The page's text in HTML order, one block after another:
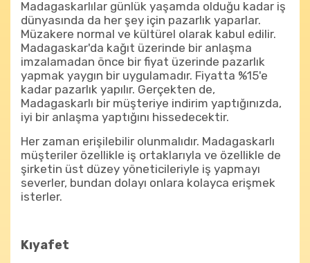
Madagaskarlılar günlük yaşamda olduğu kadar iş
dünyasında da her şey için pazarlık yaparlar.
Müzakere normal ve kültürel olarak kabul edilir.
Madagaskar'da kağıt üzerinde bir anlaşma
imzalamadan önce bir fiyat üzerinde pazarlık
yapmak yaygın bir uygulamadır. Fiyatta %15'e
kadar pazarlık yapılır. Gerçekten de,
Madagaskarlı bir müşteriye indirim yaptığınızda,
iyi bir anlaşma yaptığını hissedecektir.
Her zaman erişilebilir olunmalıdır. Madagaskarlı
müşteriler özellikle iş ortaklarıyla ve özellikle de
şirketin üst düzey yöneticileriyle iş yapmayı
severler, bundan dolayı onlara kolayca erişmek
isterler.
Kıyafet